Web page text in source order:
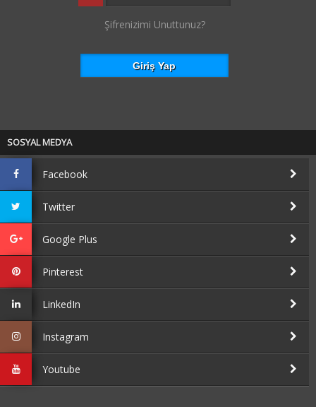
Şifrenizimi Unuttunuz?
SOSYAL MEDYA
Facebook
Twitter
Google Plus
Pinterest
LinkedIn
Instagram
Youtube